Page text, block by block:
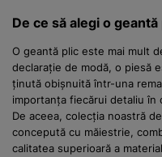
De ce să alegi o geantă
O geantă plic este mai mult
declarație de modă, o piesă
ținută obișnuită într-una
importanța fiecărui detaliu în
De aceea, colecția noastră
concepută cu măiestrie,
calitatea superioară a